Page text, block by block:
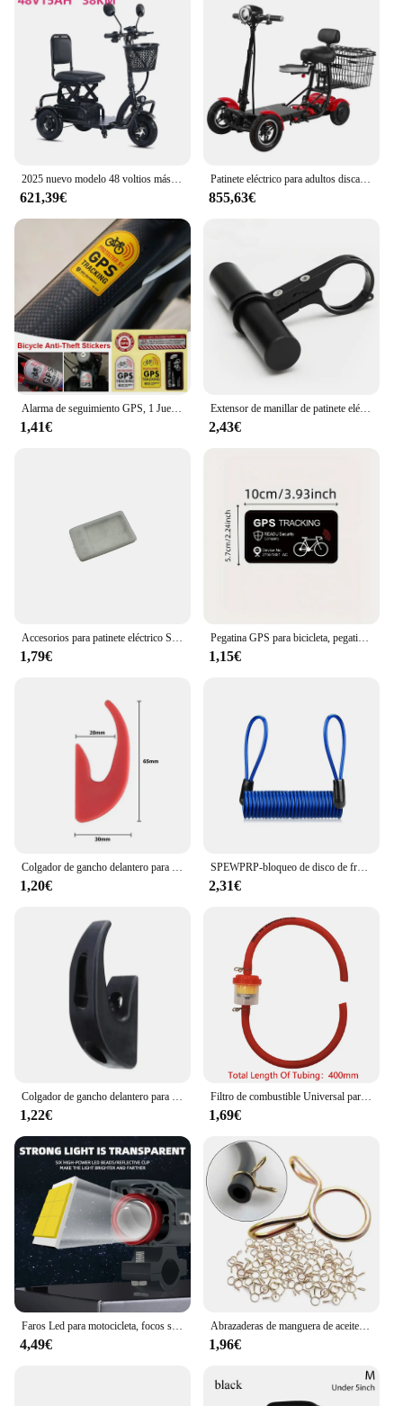
2025 nuevo modelo 48 voltios más barato adulto potente ruedas pequeñas scooter de movilidad para discapacitados 3 ruedas eléctricas
621,39€
Patinete eléctrico para adultos discapacitados, doble Motor, 500W36V, 2 plazas, Scooter de movilidad, 4 ruedas, plegable, para padres e hijos
855,63€
Alarma de seguimiento GPS, 1 Juego de pegatinas reflectantes para patinete, motocicleta, bicicleta, pegatina de advertencia, calcomanía antirrobo, venta al por mayor
1,41€
Extensor de manillar de patinete eléctrico, soporte de montaje de luz de bocina, adaptador elevador de manillar, lámpara de bicicleta, accesorios de linterna
2,43€
Accesorios para patinete eléctrico S866, cubierta de silicona para instrumentos, cubierta protectora impermeable de silicona para instrumentos de patinete, pantalla s866
1,79€
Pegatina GPS para bicicleta, pegatina de advertencia antirrobo, seguimiento reflectante, impermeable, accesorios para bicicleta, 1 Juego
1,15€
Colgador de gancho delantero para patinete eléctrico, Accesorios para XiaoMi Mijia M365 Pro
1,20€
SPEWPRP-bloqueo de disco de freno de motocicleta, Cable de recordatorio de Scooter, bolsa de cuerda de resorte de bicicleta, protección de Cable antirrobo, cerraduras de alarma, 120CM
2,31€
Colgador de gancho delantero para patinete eléctrico, Accesorios para XiaoMi Mijia M365 Pro
1,22€
Filtro de combustible Universal para motocicleta, accesorio para ciclomotor, Dirt Bike, 6mm, ATV, gasolina, Gas, gasolina, aceite
1,69€
Faros Led para motocicleta, focos superbrillantes, haces altos y bajos, doble color, blanco, amarillo, conducción de Scooter, 12V
4,49€
Abrazaderas de manguera de aceite para motocicleta, tubo de manguera de línea de combustible de 50/40/30/20/10 piezas, 8mm, ATV, ciclomotor
1,96€